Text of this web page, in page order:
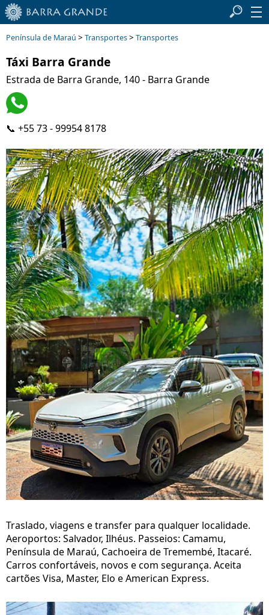
Península de Maraú > Transportes> Transportes
Táxi Barra Grande
Estrada de Barra Grande, 140 - Barra Grande
📞 +55 73 - 99954 8178
Traslado, viagens e transfer para qualquer localidade.
Aeroportos: Salvador, Ilhéus. Passeios: Camamu,
Península de Maraú, Cachoeira de Tremembé, Itacaré.
Carros confortáveis, novos e com segurança. Aceita
cartões Visa, Master, Elo e American Express.